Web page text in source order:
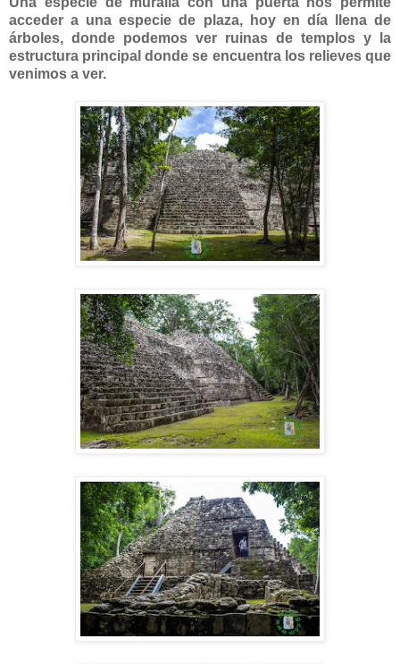
acceder a una especie de plaza, hoy en día llena de
árboles, donde podemos ver ruinas de templos y la
estructura principal donde se encuentra los relieves que
venimos a ver.